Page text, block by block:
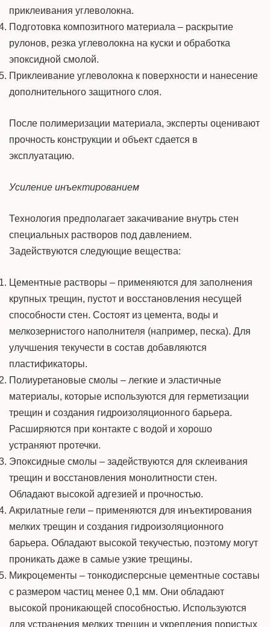
приклеивания углеволокна.
Подготовка композитного материала – раскрытие
рулонов, резка углеволокна на куски и обработка
эпоксидной смолой.
Приклеивание углеволокна к поверхности и нанесение
дополнительного защитного слоя.
После полимеризации материала, эксперты оценивают
прочность конструкции и объект сдается в
эксплуатацию.
Усиление инъектированием
Технология предполагает закачивание внутрь стен
специальных растворов под давлением.
Задействуются следующие вещества:
Цементные растворы – применяются для заполнения
крупных трещин, пустот и восстановления несущей
способности стен. Состоят из цемента, воды и
мелкозернистого наполнителя (например, песка). Для
улучшения текучести в состав добавляются
пластификаторы.
Полиуретановые смолы – легкие и эластичные
материалы, которые используются для герметизации
трещин и создания гидроизоляционного барьера.
Расширяются при контакте с водой и хорошо
устраняют протечки.
Эпоксидные смолы – задействуются для склеивания
трещин и восстановления монолитности стен.
Обладают высокой адгезией и прочностью.
Акрилатные гели – применяются для инъектирования
мелких трещин и создания гидроизоляционного
барьера. Обладают высокой текучестью, поэтому могут
проникать даже в самые узкие трещины.
Микроцементы – тонкодисперсные цементные составы
с размером частиц менее 0,1 мм. Они обладают
высокой проникающей способностью. Используются
для устранения мелких трещин и укрепления пористых